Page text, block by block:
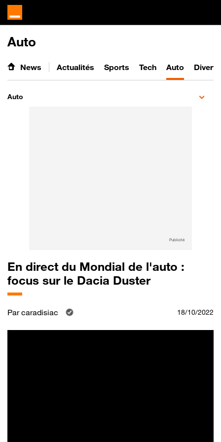
Auto
News Actualités Sports Tech Auto
Auto
Publicité
En direct du Mondial de l'auto :
focus sur le Dacia Duster
Parcaradisiac 18/10/2022